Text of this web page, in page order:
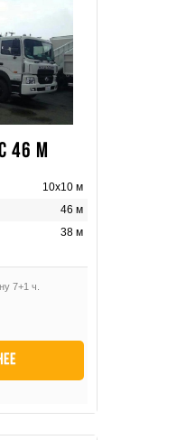
46 М
10х10 м
46 м
38 м
7+1 ч.